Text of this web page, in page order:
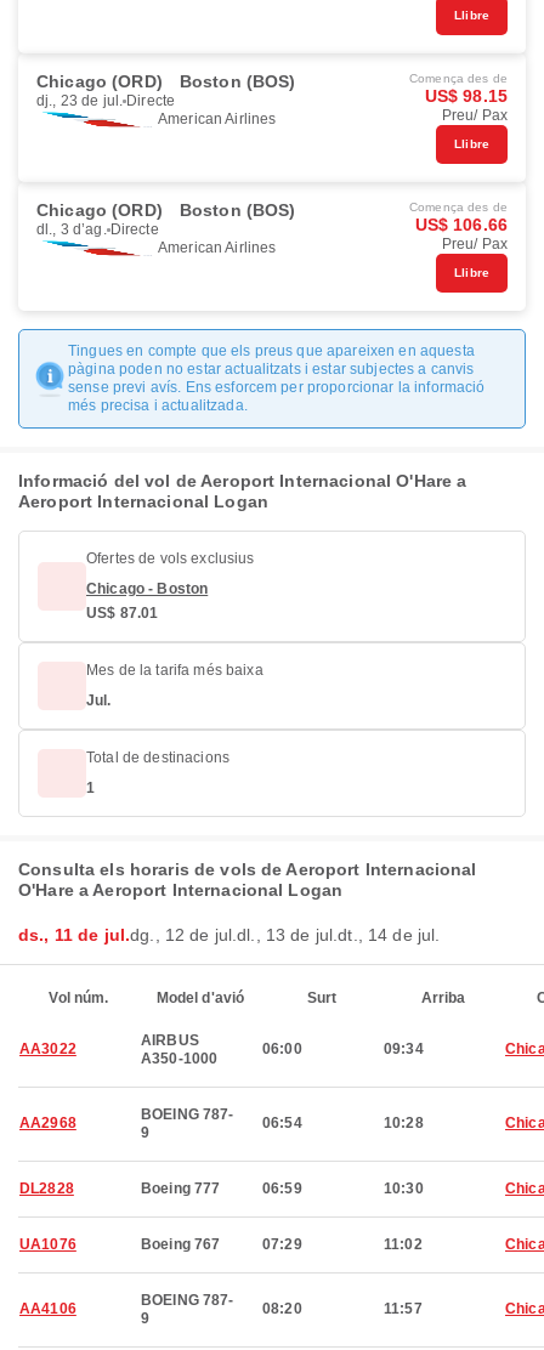
Llibre
Chicago (ORD) Boston (BOS)
dj., 23 de jul. Directe
American Airlines
Comença des de
US$ 98.15
Preu/ Pax
Llibre
Chicago (ORD) Boston (BOS)
dl., 3 d’ag. Directe
American Airlines
Comença des de
US$ 106.66
Preu/ Pax
Llibre
Tingues en compte que els preus que apareixen en aquesta
pàgina poden no estar actualitzats i estar subjectes a canvis
sense previ avís. Ens esforcem per proporcionar la informació
més precisa i actualitzada.
Informació del vol de Aeroport Internacional O'Hare a
Aeroport Internacional Logan
Ofertes de vols exclusius
Chicago - Boston
US$ 87.01
Mes de la tarifa més baixa
Jul.
Total de destinacions
1
Consulta els horaris de vols de Aeroport Internacional
O'Hare a Aeroport Internacional Logan
ds., 11 de jul.dg., 12 de jul.dl., 13 de jul.dt., 14 de jul.
Vol núm. Model d'avió Surt Arriba
AA3022
AIRBUS
A350-1000
06:00 09:34
AA2968
BOEING 787-
9
06:54 10:28
DL2828 Boeing 777 06:59 10:30
UA1076 Boeing 767 07:29 11:02
AA4106
BOEING 787-
9
08:20 11:57